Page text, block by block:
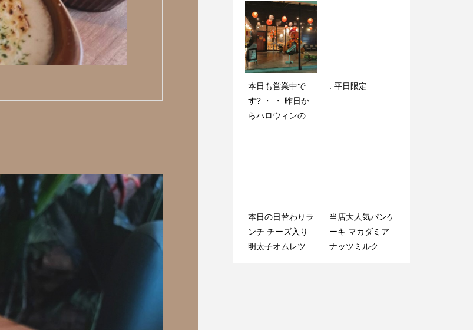
本日も営業中で
す️? ・ ・ 昨日か
らハロウィンの
. 平日限定️
本日の日替わりラ
ンチ チーズ入り
明太子オムレツ
当店大人気パンケ
ーキ マカダミア
ナッツミルク
てりたまチキン丼
【お得な日替わり
ランチ】
ワンちゃんとの食
. 平日限定️ PF